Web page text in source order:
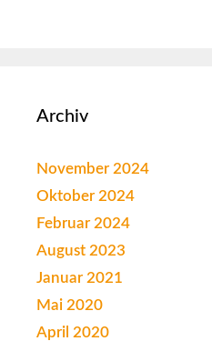
Archiv
November 2024
Oktober 2024
Februar 2024
August 2023
Januar 2021
Mai 2020
April 2020